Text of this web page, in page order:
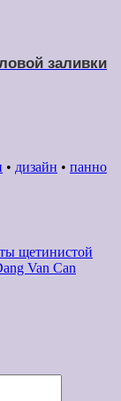
заливки
• дизайн • панно
щетинистой
Van Can